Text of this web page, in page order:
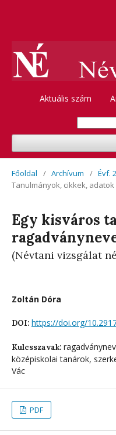
Aktuális szám
Főoldal / Archívum / Évf.
Tanulmányok, cikkek, adatok
Egy kisváros
(Névtani vizsgálat
Zoltán Dóra
DOI: https://doi.org/
Kulcsszavak:
középiskolai tanárok,
Vác
PDF